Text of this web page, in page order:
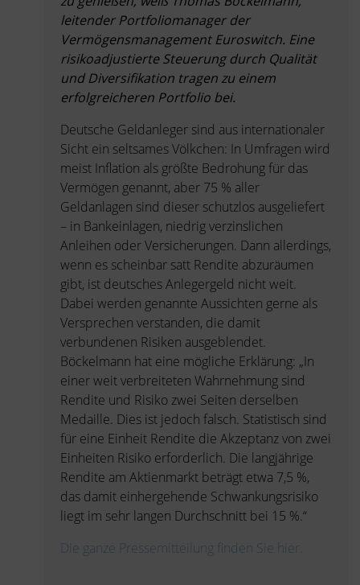
leitender Portfoliomanager der
Vermögensmanagement Euroswitch. Eine
risikoadjustierte Steuerung durch Qualität
und Diversifikation tragen zu einem
erfolgreicheren Portfolio bei.
Deutsche Geldanleger sind aus internationaler
Sicht ein seltsames Völkchen: In Umfragen wird
meist Inflation als größte Bedrohung für das
Vermögen genannt, aber 75 % aller
Geldanlagen sind dieser schutzlos ausgeliefert
– in Bankeinlagen, niedrig verzinslichen
Anleihen oder Versicherungen. Dann allerdings,
wenn es scheinbar satt Rendite abzuräumen
gibt, ist deutsches Anlegergeld nicht weit.
Dabei werden genannte Aussichten gerne als
Versprechen verstanden, die damit
verbundenen Risiken ausgeblendet.
Böckelmann hat eine mögliche Erklärung: „In
einer weit verbreiteten Wahrnehmung sind
Rendite und Risiko zwei Seiten derselben
Medaille. Dies ist jedoch falsch. Statistisch sind
für eine Einheit Rendite die Akzeptanz von zwei
Einheiten Risiko erforderlich. Die langjährige
Rendite am Aktienmarkt beträgt etwa 7,5 %,
das damit einhergehende Schwankungsrisiko
liegt im sehr langen Durchschnitt bei 15 %.“
Die ganze Pressemitteilung finden Sie hier.